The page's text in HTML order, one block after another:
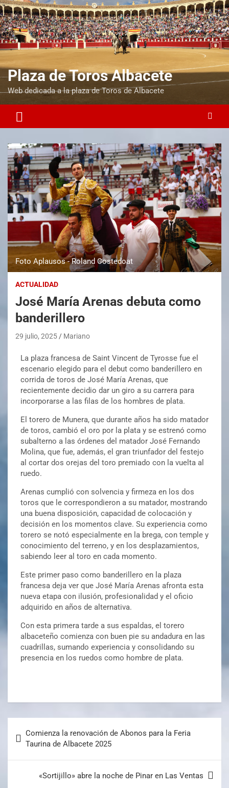
Plaza de Toros Albacete
Web dedicada a la plaza de Toros de Albacete
Foto Aplausos - Roland Costedoat
ACTUALIDAD
José María Arenas debuta como
banderillero
29 julio, 2025 Mariano
La plaza francesa de Saint Vincent de Tyrosse fue el
escenario elegido para el debut como banderillero en
corrida de toros de José María Arenas, que
recientemente decidio dar un giro a su carrera para
incorporarse a las filas de los hombres de plata.
El torero de Munera, que durante años ha sido matador
de toros, cambió el oro por la plata y se estrenó como
subalterno a las órdenes del matador José Fernando
Molina, que fue, además, el gran triunfador del festejo
al cortar dos orejas del toro premiado con la vuelta al
ruedo.
Arenas cumplió con solvencia y firmeza en los dos
toros que le correspondieron a su matador, mostrando
una buena disposición, capacidad de colocación y
decisión en los momentos clave. Su experiencia como
torero se notó especialmente en la brega, con temple y
conocimiento del terreno, y en los desplazamientos,
sabiendo leer al toro en cada momento.
Este primer paso como banderillero en la plaza
francesa deja ver que José María Arenas afronta esta
nueva etapa con ilusión, profesionalidad y el oficio
adquirido en años de alternativa.
Con esta primera tarde a sus espaldas, el torero
albaceteño comienza con buen pie su andadura en las
cuadrillas, sumando experiencia y consolidando su
presencia en los ruedos como hombre de plata.
Comienza la renovación de Abonos para la Feria
Taurina de Albacete 2025
«Sortijillo» abre la noche de Pinar en Las Ventas